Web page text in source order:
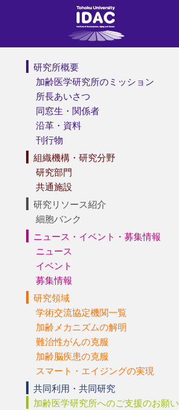
研究所概要
加齢医学研究所のミッション
所長あいさつ
同窓生・関係者
沿革・資料
刊行物
組織機構・研究分野
研究部門
共通施設
研究リソース紹介
細胞バンク
ニュース・イベント・募集情報
ニュース
イベント
募集情報
研究領域
学術交流協定機関一覧
加齢メカニズムの解明
難治性がんの克服
加齢脳疾患の克服
スマート・エイジングの実現
共同利用・共同研究
加齢医学研究所へのご支援のお願い